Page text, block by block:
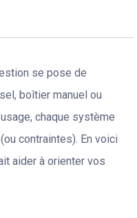
se pose de
boîtier manuel ou
chaque système
contraintes). En voici
aider à orienter vos